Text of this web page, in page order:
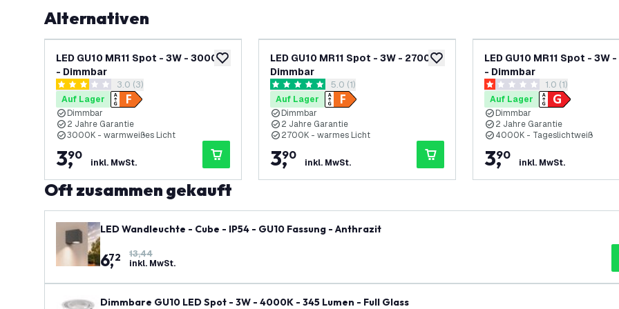
Alternativen
zur Wunschliste hinzufügen
LED GU10 MR11 Spot - 3W - 3000K
- Dimmbar
Bewertungsbereich öffnen
3 Bewertungssterne
3.0 (3)
Auf Lager
Dimmbar
2 Jahre Garantie
3000K - warmweißes Licht
3,
90
inkl. MwSt.
zur Wunschliste hinzufügen
LED GU10 MR11 Spot - 3W - 2700K -
Dimmbar
Bewertungsbereich öffnen
5 Bewertungssterne
5.0 (1)
Auf Lager
Dimmbar
2 Jahre Garantie
2700K - warmes Licht
3,
90
inkl. MwSt.
LED GU10 MR11 Spot - 3W
- Dimmbar
1 Bewertungssterne
1.0 (1)
Auf Lager
Dimmbar
2 Jahre Garantie
4000K - Tageslichtweiß
3,
90
inkl. MwSt.
Oft zusammen gekauft
LED Wandleuchte - Cube - IP54 - GU10 Fassung - Anthrazit
6,
72
13,44
inkl. MwSt.
Dimmbare GU10 LED Spot - 3W - 4000K - 345 Lumen - Full Glass